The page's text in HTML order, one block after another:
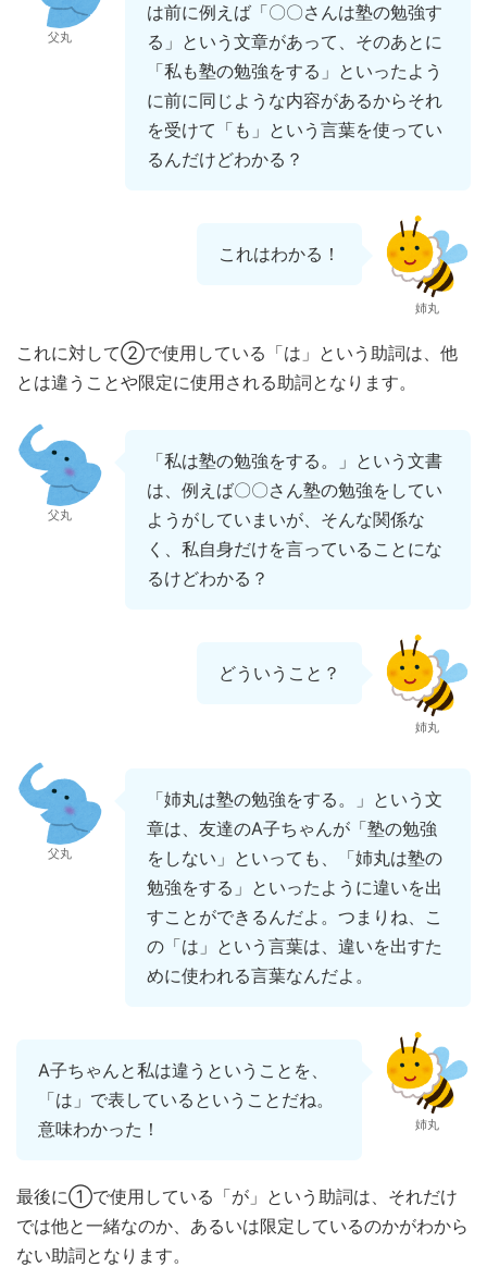
父丸
は前に例えば「〇〇さんは塾の勉強す
る」という文章があって、そのあとに
「私も塾の勉強をする」といったよう
に前に同じような内容があるからそれ
を受けて「も」という言葉を使ってい
るんだけどわかる？
これはわかる！
姉丸
これに対して②で使用している「は」という助詞は、他
とは違うことや限定に使用される助詞となります。
父丸
「私は塾の勉強をする。」という文書
は、例えば〇〇さん塾の勉強をしてい
ようがしていまいが、そんな関係な
く、私自身だけを言っていることにな
るけどわかる？
どういうこと？
姉丸
父丸
「姉丸は塾の勉強をする。」という文
章は、友達のA子ちゃんが「塾の勉強
をしない」といっても、「姉丸は塾の
勉強をする」といったように違いを出
すことができるんだよ。つまりね、こ
の「は」という言葉は、違いを出すた
めに使われる言葉なんだよ。
A子ちゃんと私は違うということを、
「は」で表しているということだね。
意味わかった！
姉丸
最後に①で使用している「が」という助詞は、それだけ
では他と一緒なのか、あるいは限定しているのかがわから
ない助詞となります。